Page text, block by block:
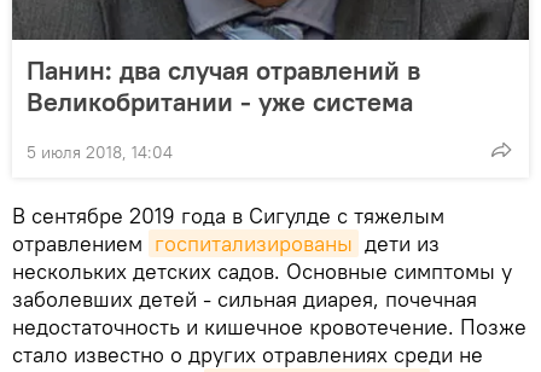
Панин: два случая отравлений в
Великобритании - уже система
5 июля 2018, 14:04
В сентябре 2019 года в Сигулде с тяжелым
отравлением госпитализированы дети из
нескольких детских садов. Основные симптомы у
заболевших детей - сильная диарея, почечная
недостаточность и кишечное кровотечение. Позже
стало известно о других отравлениях среди не